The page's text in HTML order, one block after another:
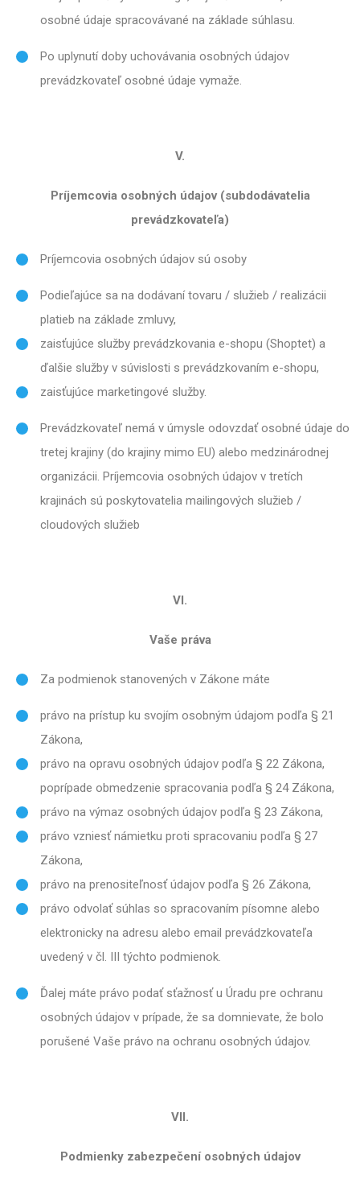
osobné údaje spracovávané na základe súhlasu.
Po uplynutí doby uchovávania osobných údajov
prevádzkovateľ osobné údaje vymaže.
V.
Príjemcovia osobných údajov (subdodávatelia
prevádzkovateľa)
Príjemcovia osobných údajov sú osoby
Podieľajúce sa na dodávaní tovaru / služieb / realizácii
platieb na základe zmluvy,
zaisťujúce služby prevádzkovania e-shopu (Shoptet) a
ďalšie služby v súvislosti s prevádzkovaním e-shopu,
zaisťujúce marketingové služby.
Prevádzkovateľ nemá v úmysle odovzdať osobné údaje do
tretej krajiny (do krajiny mimo EU) alebo medzinárodnej
organizácii. Príjemcovia osobných údajov v tretích
krajinách sú poskytovatelia mailingových služieb /
cloudových služieb
VI.
Vaše práva
Za podmienok stanovených v Zákone máte
právo na prístup ku svojím osobným údajom podľa § 21
Zákona,
právo na opravu osobných údajov podľa § 22 Zákona,
poprípade obmedzenie spracovania podľa § 24 Zákona,
právo na výmaz osobných údajov podľa § 23 Zákona,
právo vzniesť námietku proti spracovaniu podľa § 27
Zákona,
právo na prenositeľnosť údajov podľa § 26 Zákona,
právo odvolať súhlas so spracovaním písomne alebo
elektronicky na adresu alebo email prevádzkovateľa
uvedený v čl. III týchto podmienok.
Ďalej máte právo podať sťažnosť u Úradu pre ochranu
osobných údajov v prípade, že sa domnievate, že bolo
porušené Vaše právo na ochranu osobných údajov.
VII.
Podmienky zabezpečení osobných údajov